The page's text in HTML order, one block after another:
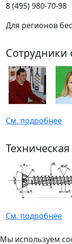
8 (495) 980-70-98
Для регионов
Сотрудники
См. подробнее
См. подробнее
Мы используем